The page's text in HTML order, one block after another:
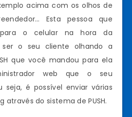
acima com os olhos de
Esta pessoa que
o celular na hora da
ser o seu cliente olhando a
que você mandou para ela
web que o seu
seja, é possível enviar várias
através do sistema de PUSH.